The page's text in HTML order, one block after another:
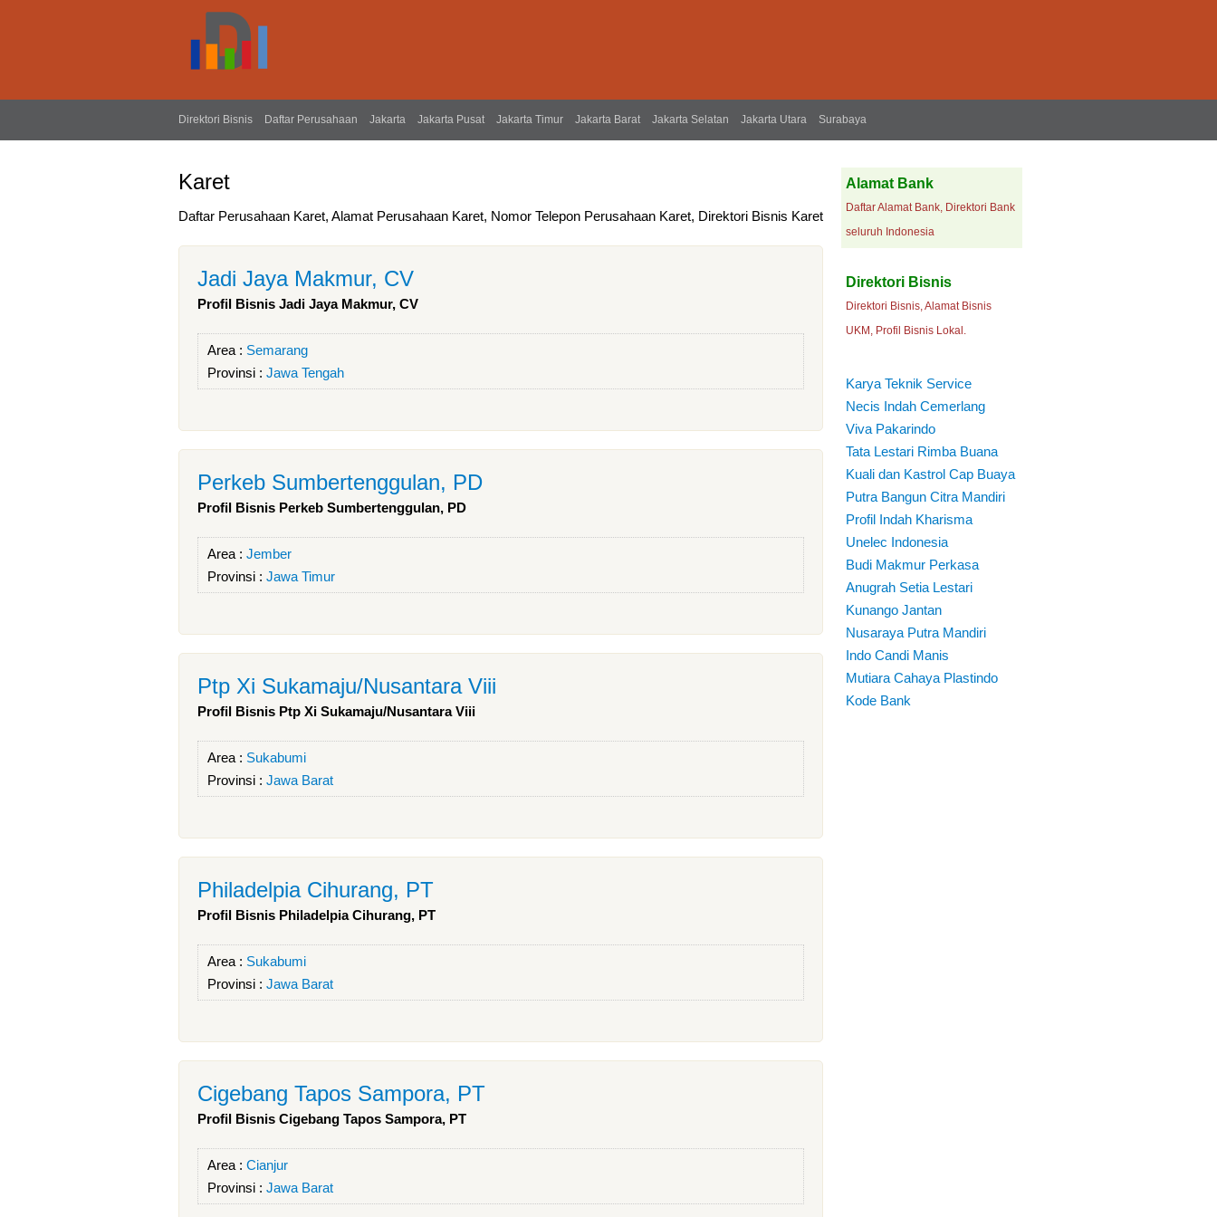
Direktori Bisnis Daftar Perusahaan Jakarta Jakarta Pusat Jakarta Timur Jakarta Barat Jakarta Selatan Jakarta Utara Surabaya
Karet
Daftar Perusahaan Karet, Alamat Perusahaan Karet, Nomor Telepon Perusahaan Karet, Direktori Bisnis Karet
Jadi Jaya Makmur, CV
Profil Bisnis Jadi Jaya Makmur, CV
Area : Semarang
Provinsi : Jawa Tengah
Perkeb Sumbertenggulan, PD
Profil Bisnis Perkeb Sumbertenggulan, PD
Area : Jember
Provinsi : Jawa Timur
Ptp Xi Sukamaju/Nusantara Viii
Profil Bisnis Ptp Xi Sukamaju/Nusantara Viii
Area : Sukabumi
Provinsi : Jawa Barat
Philadelpia Cihurang, PT
Profil Bisnis Philadelpia Cihurang, PT
Area : Sukabumi
Provinsi : Jawa Barat
Cigebang Tapos Sampora, PT
Profil Bisnis Cigebang Tapos Sampora, PT
Area : Cianjur
Provinsi : Jawa Barat
Alamat Bank
Daftar Alamat Bank, Direktori Bank
seluruh Indonesia
Direktori Bisnis
Direktori Bisnis, Alamat Bisnis
UKM, Profil Bisnis Lokal.
Karya Teknik Service
Necis Indah Cemerlang
Viva Pakarindo
Tata Lestari Rimba Buana
Kuali dan Kastrol Cap Buaya
Putra Bangun Citra Mandiri
Profil Indah Kharisma
Unelec Indonesia
Budi Makmur Perkasa
Anugrah Setia Lestari
Kunango Jantan
Nusaraya Putra Mandiri
Indo Candi Manis
Mutiara Cahaya Plastindo
Kode Bank